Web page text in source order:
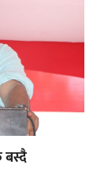
बस्दै